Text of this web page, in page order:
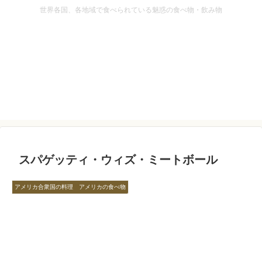
世界各国、各地域で食べられている魅惑の食べ物・飲み物
スパゲッティ・ウィズ・ミートボール
アメリカ合衆国の料理 アメリカの食べ物